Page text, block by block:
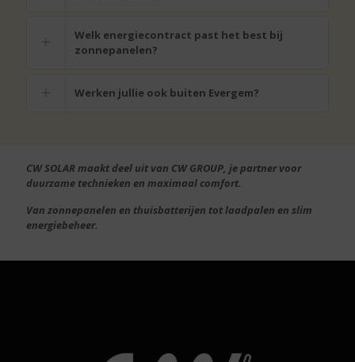
Welk energiecontract past het best bij
zonnepanelen?
Werken jullie ook buiten Evergem?
CW SOLAR maakt deel uit van CW GROUP, je partner voor
duurzame technieken en maximaal comfort.
Van zonnepanelen en thuisbatterijen tot laadpalen en slim
energiebeheer.